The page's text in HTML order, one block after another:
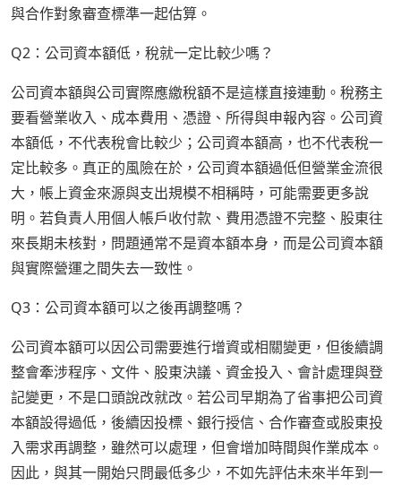
與合作對象審查標準一起估算。
Q2：公司資本額低，稅就一定比較少嗎？
公司資本額與公司實際應繳稅額不是這樣直接連動。稅務主
要看營業收入、成本費用、憑證、所得與申報內容。公司資
本額低，不代表稅會比較少；公司資本額高，也不代表稅一
定比較多。真正的風險在於，公司資本額過低但營業金流很
大，帳上資金來源與支出規模不相稱時，可能需要更多說
明。若負責人用個人帳戶收付款、費用憑證不完整、股東往
來長期未核對，問題通常不是資本額本身，而是公司資本額
與實際營運之間失去一致性。
Q3：公司資本額可以之後再調整嗎？
公司資本額可以因公司需要進行增資或相關變更，但後續調
整會牽涉程序、文件、股東決議、資金投入、會計處理與登
記變更，不是口頭說改就改。若公司早期為了省事把公司資
本額設得過低，後續因投標、銀行授信、合作審查或股東投
入需求再調整，雖然可以處理，但會增加時間與作業成本。
因此，與其一開始只問最低多少，不如先評估未來半年到一